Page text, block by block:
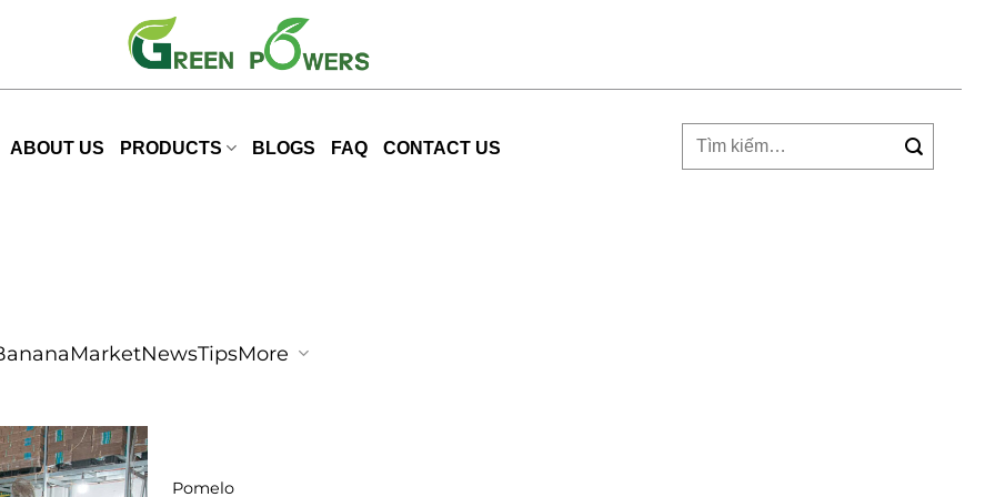
ABOUT US PRODUCTS BLOGS FAQ CONTACT US
kiếm:
MarketNewsTipsMore
Pomelo